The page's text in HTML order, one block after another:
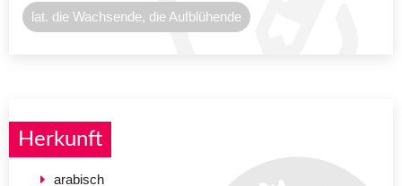
lat. die Wachsende, die Aufblühende
Herkunft
arabisch